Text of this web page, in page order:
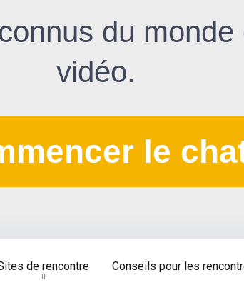
du
vidéo.
le
de rencontre Conseils pour les